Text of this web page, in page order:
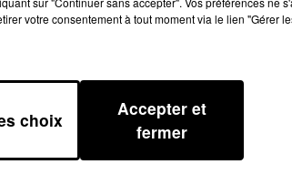
votre consentement à tout moment via le lien "Gérer
choix
Accepter et
fermer